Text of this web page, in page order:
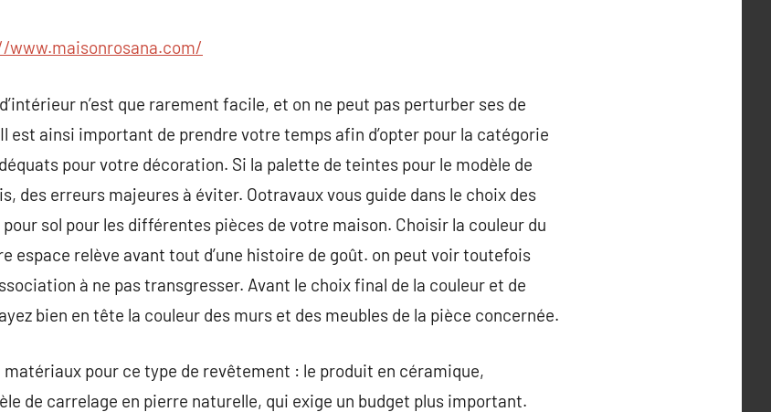
www.maisonrosana.com/
n’est que rarement facile, et on ne peut pas perturber ses de
est ainsi important de prendre votre temps afin d’opter pour la catégorie
pour votre décoration. Si la palette de teintes pour le modèle de
des erreurs majeures à éviter. Ootravaux vous guide dans le choix des
sol pour les différentes pièces de votre maison. Choisir la couleur du
espace relève avant tout d’une histoire de goût. on peut voir toutefois
à ne pas transgresser. Avant le choix final de la couleur et de
bien en tête la couleur des murs et des meubles de la pièce concernée.
pour ce type de revêtement : le produit en céramique,
de carrelage en pierre naturelle, qui exige un budget plus important.